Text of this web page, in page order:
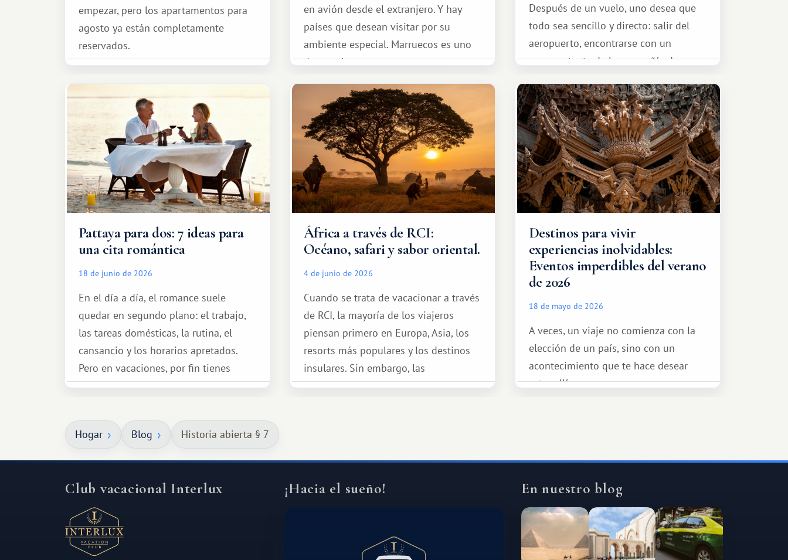
empezar, pero los apartamentos para
agosto ya están completamente
reservados.
en avión desde el extranjero. Y hay
países que desean visitar por su
ambiente especial. Marruecos es uno
de esos lugares.
Después de un vuelo, uno desea que
todo sea sencillo y directo: salir del
aeropuerto, encontrarse con un
representante de la compañía de
tranquilamente hasta el complejo
turístico.
Pattaya para dos: 7 ideas para
una cita romántica
18 de junio de 2026
En el día a día, el romance suele
quedar en segundo plano: el trabajo,
las tareas domésticas, la rutina, el
cansancio y los horarios apretados.
Pero en vacaciones, por fin tienes
espacio para dos y ganas de hacer algo
qué ser algo grandioso, pero sí algo
cálido y memorable.
África a través de RCI:
Océano, safari y sabor oriental.
4 de junio de 2026
Cuando se trata de vacacionar a través
de RCI, la mayoría de los viajeros
piensan primero en Europa, Asia, los
resorts más populares y los destinos
insulares. Sin embargo, las
oportunidades que ofrece el sistema
Destinos para vivir
experiencias inolvidables:
Eventos imperdibles del verano
de 2026
18 de mayo de 2026
A veces, un viaje no comienza con la
elección de un país, sino con un
acontecimiento que te hace desear
estar allí...
Hogar Blog Historia abierta § 7
Club vacacional Interlux ¡Hacia el sueño! En nuestro blog